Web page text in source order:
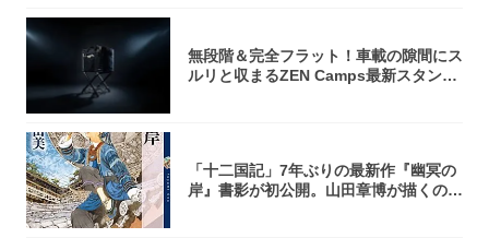
無段階＆完全フラット！車載の隙間にス
ルリと収まるZEN Camps最新スタンド
「十二国記」7年ぶりの最新作『幽冥の
岸』書影が初公開。山田章博が描くのは